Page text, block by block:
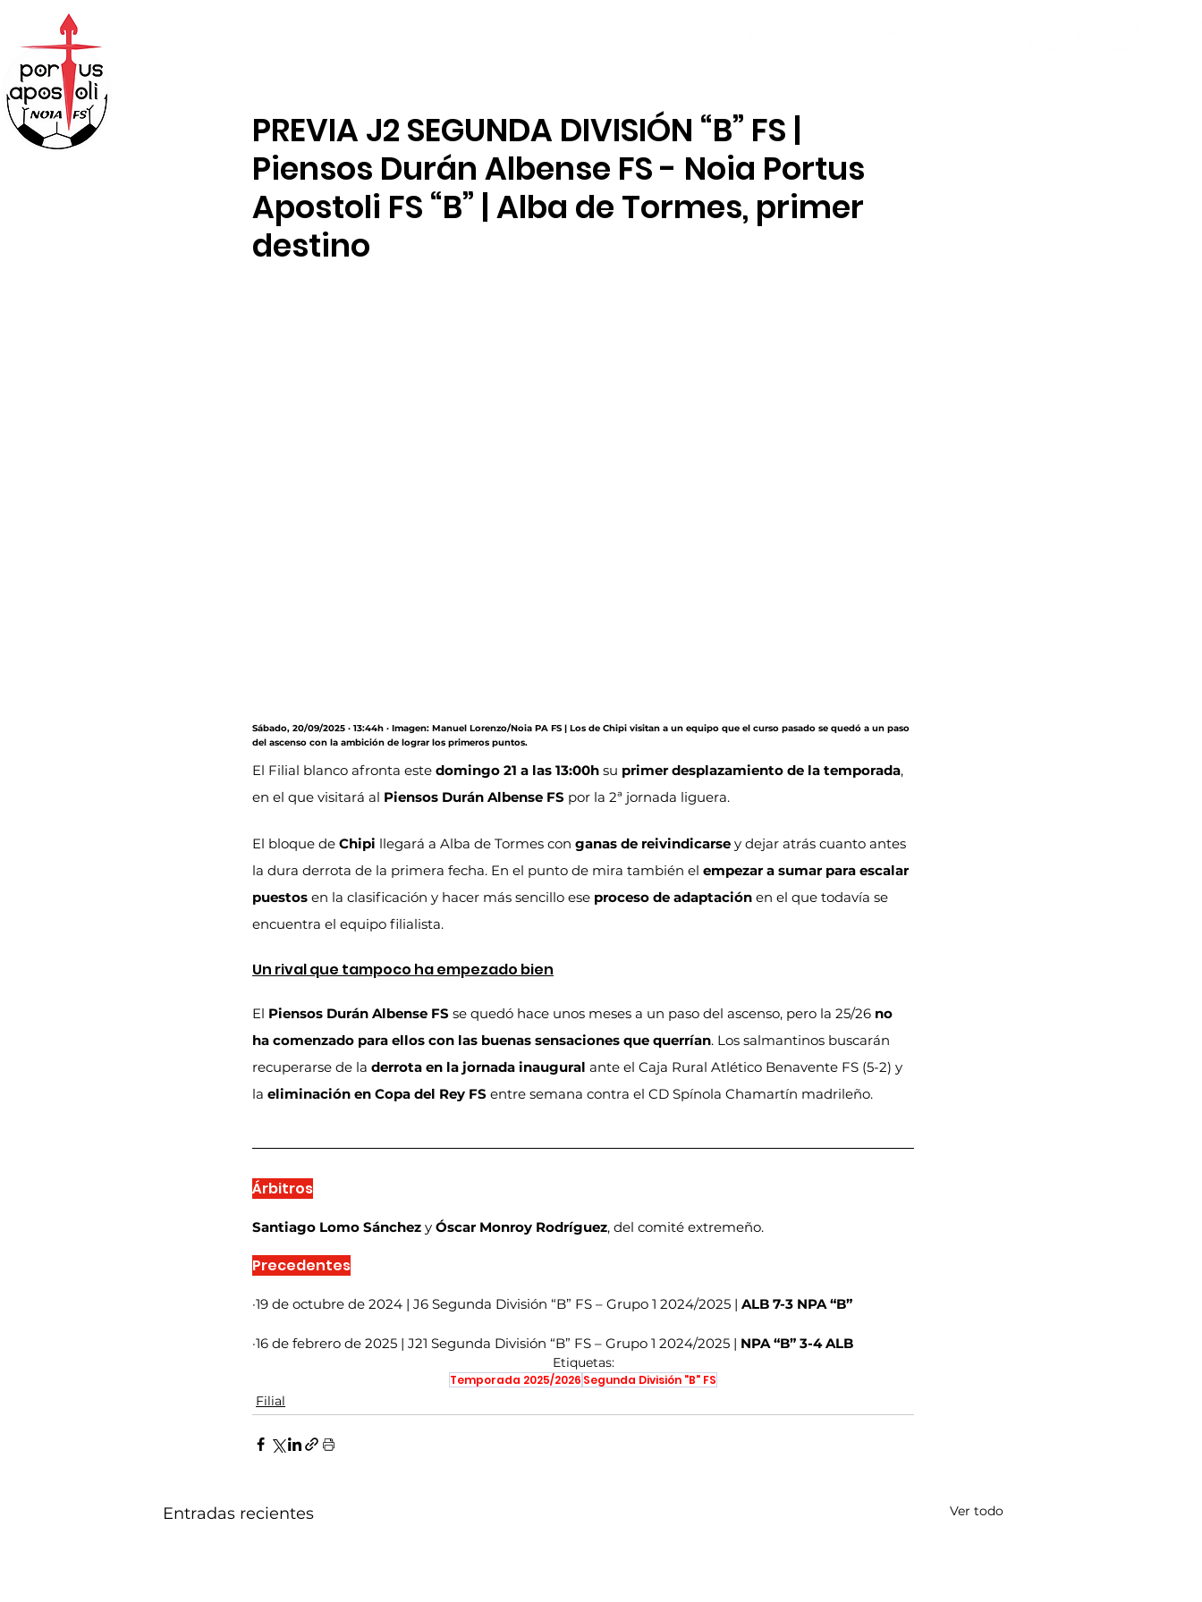
PREVIA J2 SEGUNDA DIVISIÓN “B” FS |
Piensos Durán Albense FS - Noia Portus
Apostoli FS “B” | Alba de Tormes, primer
destino
Sábado, 20/09/2025 · 13:44h · Imagen: Manuel Lorenzo/Noia PA FS | Los de Chipi visitan a un equipo que el curso pasado se quedó a un paso
del ascenso con la ambición de lograr los primeros puntos.
El Filial blanco afronta este domingo 21 a las 13:00h su primer desplazamiento de la temporada,
en el que visitará al Piensos Durán Albense FS por la 2ª jornada liguera.
El bloque de Chipi llegará a Alba de Tormes con ganas de reivindicarse y dejar atrás cuanto antes
la dura derrota de la primera fecha. En el punto de mira también el empezar a sumar para escalar
puestos en la clasificación y hacer más sencillo ese proceso de adaptación en el que todavía se
encuentra el equipo filialista.
Un rival que tampoco ha empezado bien
El Piensos Durán Albense FS se quedó hace unos meses a un paso del ascenso, pero la 25/26 no
ha comenzado para ellos con las buenas sensaciones que querrían. Los salmantinos buscarán
recuperarse de la derrota en la jornada inaugural ante el Caja Rural Atlético Benavente FS (5-2) y
la eliminación en Copa del Rey FS entre semana contra el CD Spínola Chamartín madrileño.
Árbitros
Santiago Lomo Sánchez y Óscar Monroy Rodríguez, del comité extremeño.
Precedentes
·19 de octubre de 2024 | J6 Segunda División “B” FS – Grupo 1 2024/2025 | ALB 7-3 NPA “B”
·16 de febrero de 2025 | J21 Segunda División “B” FS – Grupo 1 2024/2025 | NPA “B” 3-4 ALB
Etiquetas:
Temporada 2025/2026 Segunda División "B" FS
Filial
Entradas recientes Ver todo